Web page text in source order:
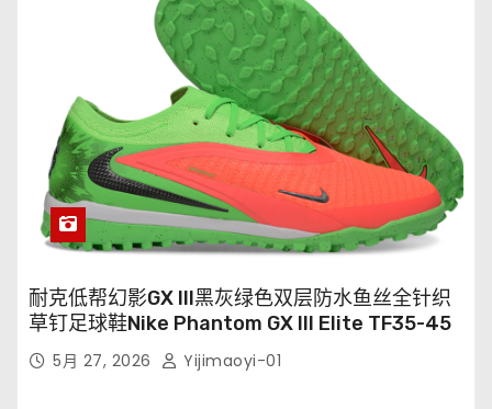
耐克低帮幻影GX III黑灰绿色双层防水鱼丝全针织
草钉足球鞋Nike Phantom GX III Elite TF35-45
5月 27, 2026 Yijimaoyi-01